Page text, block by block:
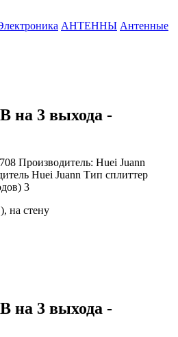
АНТЕННЫ Антенные
на 3 выхода -
Производитель: Huei Juann
Huei Juann Тип сплиттер
3
на стену
на 3 выхода -